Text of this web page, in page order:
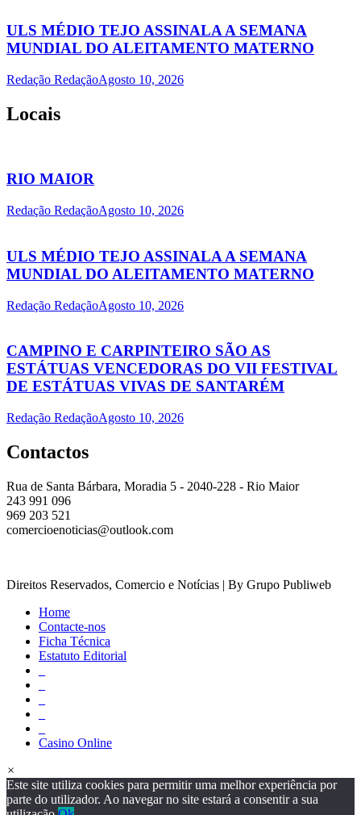
ULS MÉDIO TEJO ASSINALA A SEMANA
MUNDIAL DO ALEITAMENTO MATERNO
Redação RedaçãoAgosto 10, 2026
Locais
RIO MAIOR
Redação RedaçãoAgosto 10, 2026
ULS MÉDIO TEJO ASSINALA A SEMANA
MUNDIAL DO ALEITAMENTO MATERNO
Redação RedaçãoAgosto 10, 2026
CAMPINO E CARPINTEIRO SÃO AS
ESTÁTUAS VENCEDORAS DO VII FESTIVAL
DE ESTÁTUAS VIVAS DE SANTARÉM
Redação RedaçãoAgosto 10, 2026
Contactos
Rua de Santa Bárbara, Moradia 5 - 2040-228 - Rio Maior
243 991 096
969 203 521
comercioenoticias@outlook.com
Direitos Reservados, Comercio e Notícias | By Grupo Publiweb
Home
Contacte-nos
Ficha Técnica
Estatuto Editorial
Casino Online
×
Este site utiliza cookies para permitir uma melhor experiência por
parte do utilizador. Ao navegar no site estará a consentir a sua